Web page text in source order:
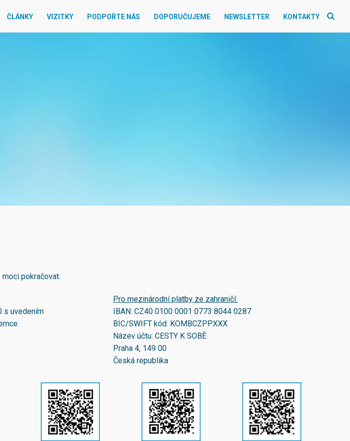
ČLÁNKY VIZITKY PODPOŘTE NÁS DOPORUČUJEME NEWSLETTER KONTAKTY
pokračovat.
s uvedením
Pro mezinárodní platby ze zahraničí:
IBAN:CZ40 0100 0001 0773 8044 0287
BIC/SWIFT kód: KOMBCZPPXXX
Název účtu: CESTY K SOBĚ
Praha 4, 149 00
Česká republika